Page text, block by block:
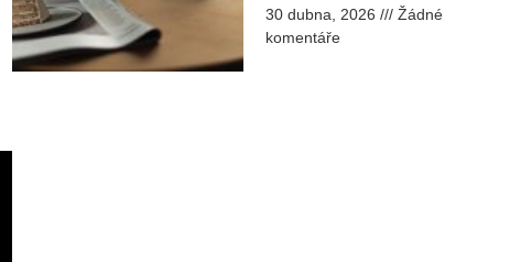
30 dubna, 2026
Žádné
komentáře